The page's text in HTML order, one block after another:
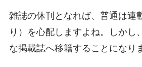
雑誌の休刊となれば、普通は連
り）を心配しますよね。しかし
な掲載誌へ移籍することになり